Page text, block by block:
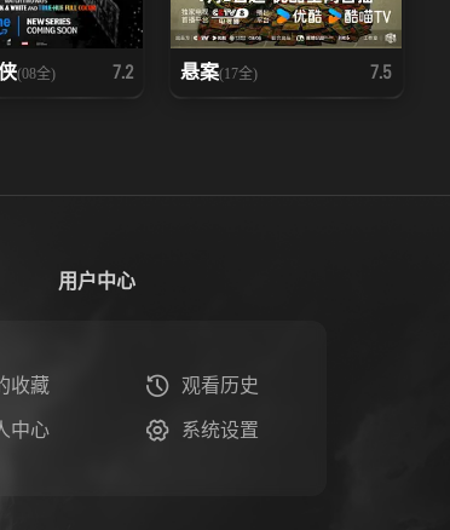
(08全) 7.2 悬案(17全) 7.5
用户中心
收藏 观看历史
中心 系统设置